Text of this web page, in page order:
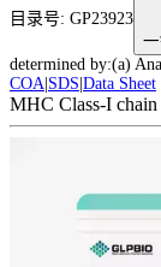
目录号: GP23923
determined by:(a)
COA SDS Data Sheet
MHC Class-I chain